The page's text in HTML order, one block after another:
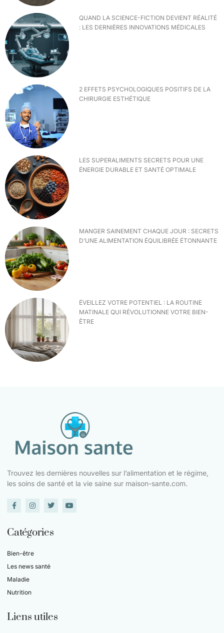
QUAND LA SCIENCE-FICTION DEVIENT RÉALITÉ
: LES DERNIÈRES INNOVATIONS MÉDICALES
2 EFFETS PSYCHOLOGIQUES POSITIFS DE LA
CHIRURGIE ESTHÉTIQUE
LES SUPERALIMENTS SECRETS POUR UNE
ÉNERGIE DURABLE ET SANTÉ OPTIMALE
MANGER SAINEMENT CHAQUE JOUR : SECRETS
D’UNE ALIMENTATION ÉQUILIBRÉE ÉTONNANTE
ÉVEILLEZ VOTRE POTENTIEL : LA ROUTINE
MATINALE QUI RÉVOLUTIONNE VOTRE BIEN-
ÊTRE
Trouvez les dernières nouvelles sur l’alimentation et le régime,
les soins de santé et la vie saine sur maison-sante.com.
Catégories
Bien-être
Les news santé
Maladie
Nutrition
Liens utiles